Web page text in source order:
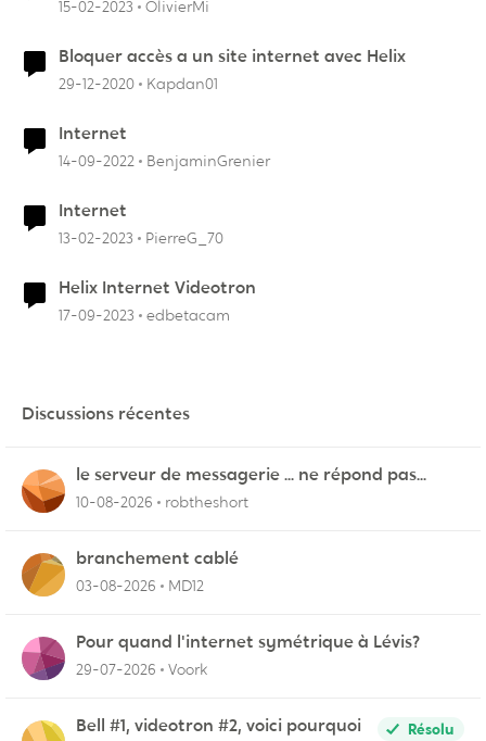
15-02-2023 OlivierMi
Bloquer accès a un site internet avec Helix
29-12-2020 Kapdan01
Internet
14-09-2022 BenjaminGrenier
Internet
13-02-2023 PierreG_70
Helix Internet Videotron
17-09-2023 edbetacam
Discussions récentes
le serveur de messagerie ... ne répond pas...
10-08-2026 robtheshort
branchement cablé
03-08-2026 MD12
Pour quand l'internet symétrique à Lévis?
29-07-2026 Voork
Bell #1, videotron #2, voici pourquoi Résolu